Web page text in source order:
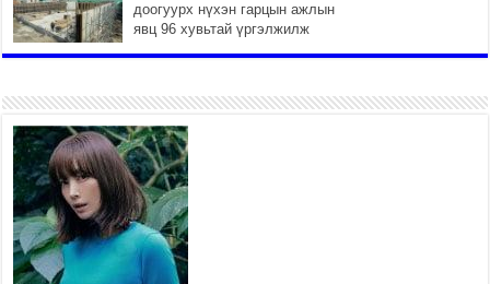
доогуурх нүхэн гарцын ажлын
явц 96 хувьтай үргэлжилж
Нийслэлийн харьяа амаржих
газруудыг “Эх, хүүхдийн төв”
болгон өргөтгөнө
2026 оны 7 сар 27 / 9 цаг 58 минут
ТӨВ АЙМАГТ ӨВЛИЙН
БЭЛТГЭЛ АЖИЛ 80 ХУВЬТАЙ
ҮРГЭЛЖИЛЖ БАЙНА
2026 оны 7 сар 27 / 9 цаг 51 минут